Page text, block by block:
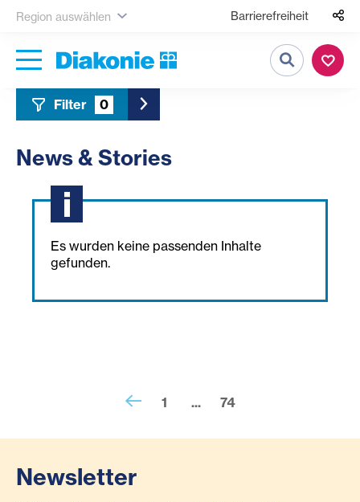
Region auswählen Barrierefreiheit
Suche
Filter 0 Toggle Sidebar Filter
News & Stories
Es wurden keine passenden Inhalte
gefunden.
1 ... 74
Newsletter